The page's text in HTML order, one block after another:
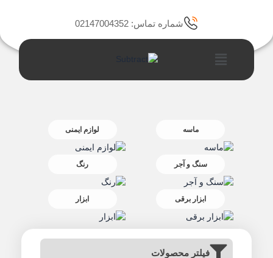
شماره تماس: 02147004352
فهرست
ماسه لوازم ایمنی
سنگ و آجر رنگ
ابزار برقی ابزار
فیلتر محصولات